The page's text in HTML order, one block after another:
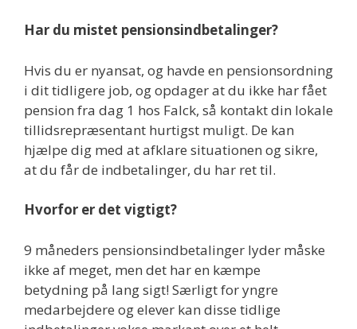
Har du mistet pensionsindbetalinger?
Hvis du er nyansat, og havde en pensionsordning
i dit tidligere job, og opdager at du ikke har fået
pension fra dag 1 hos Falck, så kontakt din lokale
tillidsrepræsentant hurtigst muligt. De kan
hjælpe dig med at afklare situationen og sikre,
at du får de indbetalinger, du har ret til.
Hvorfor er det vigtigt?
9 måneders pensionsindbetalinger lyder måske
ikke af meget, men det har en kæmpe
betydning på lang sigt! Særligt for yngre
medarbejdere og elever kan disse tidlige